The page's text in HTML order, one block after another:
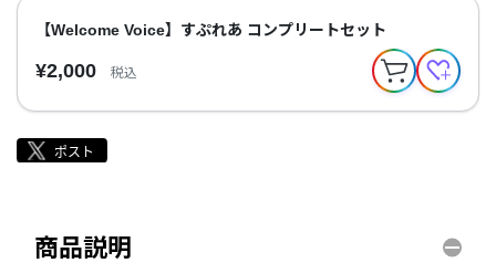
【Welcome Voice】すぷれあ コンプリートセット
¥2,000 税込
商品説明